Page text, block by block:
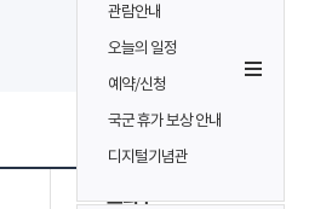
관람안내
오늘의 일정
예약/신청
국군 휴가 보상 안내
디지털기념관
조회수